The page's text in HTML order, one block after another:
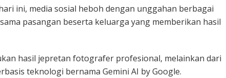
ini, media sosial heboh dengan unggahan berbagai
pasangan beserta keluarga yang memberikan hasil
hasil jepretan fotografer profesional, melainkan dari
teknologi bernama Gemini AI by Google.